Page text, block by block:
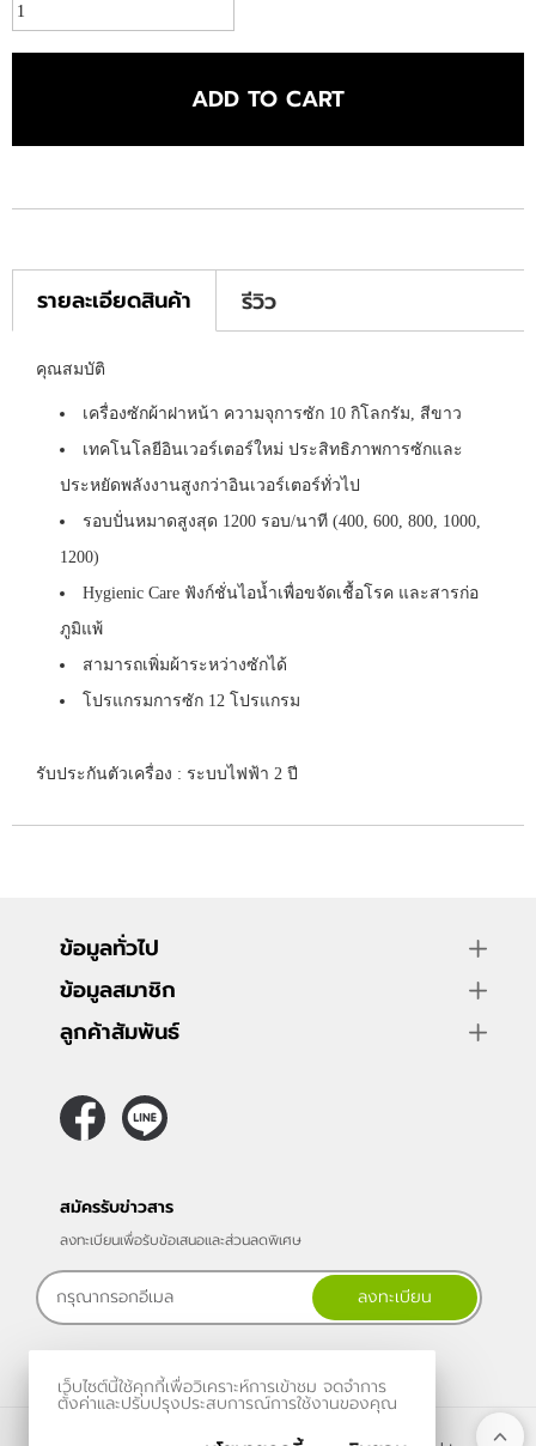
ADD TO CART
รายละเอียดสินค้า รีวิว
คุณสมบัติ
เครื่องซักผ้าฝาหน้า ความจุการซัก 10 กิโลกรัม, สีขาว
เทคโนโลยีอินเวอร์เตอร์ใหม่ ประสิทธิภาพการซักและ
ประหยัดพลังงานสูงกว่าอินเวอร์เตอร์ทั่วไป
รอบปั่นหมาดสูงสุด 1200 รอบ/นาที (400, 600, 800, 1000,
1200)
Hygienic Care ฟังก์ชั่นไอน้ำเพื่อขจัดเชื้อโรค และสารก่อ
ภูมิแพ้
สามารถเพิ่มผ้าระหว่างซักได้
โปรแกรมการซัก 12 โปรแกรม
รับประกันตัวเครื่อง : ระบบไฟฟ้า 2 ปี
ข้อมูลทั่วไป
ข้อมูลสมาชิก
ลูกค้าสัมพันธ์
สมัครรับข่าวสาร
ลงทะเบียนเพื่อรับข้อเสนอและส่วนลดพิเศษ
ลงทะเบียน
เว็บไซต์นี้ใช้คุกกี้เพื่อวิเคราะห์การเข้าชม จดจำการ
ตั้งค่าและปรับปรุงประสบการณ์การใช้งานของคุณ